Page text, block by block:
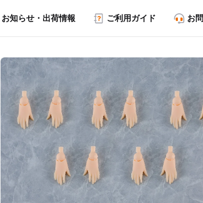
お知らせ・出荷情報 ご利用ガイド お